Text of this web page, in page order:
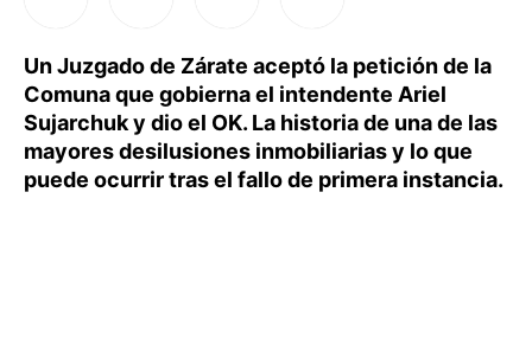
Un Juzgado de Zárate aceptó la petición de la
Comuna que gobierna el intendente Ariel
Sujarchuk y dio el OK. La historia de una de las
mayores desilusiones inmobiliarias y lo que
puede ocurrir tras el fallo de primera instancia.